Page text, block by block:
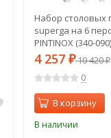
Набор столовых
superga на 6
PINTINOX (340-090)
4 257 ₽10 420₽
0
В корзину
В наличии